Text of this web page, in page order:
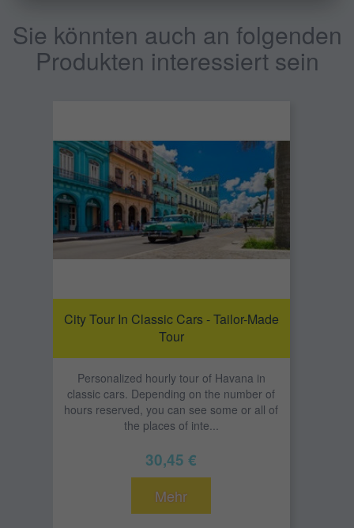
Sie könnten auch an folgenden
Produkten interessiert sein
City Tour In Classic Cars - Tailor-Made
Tour
Personalized hourly tour of Havana in
classic cars. Depending on the number of
hours reserved, you can see some or all of
the places of inte...
30,45 €
Mehr